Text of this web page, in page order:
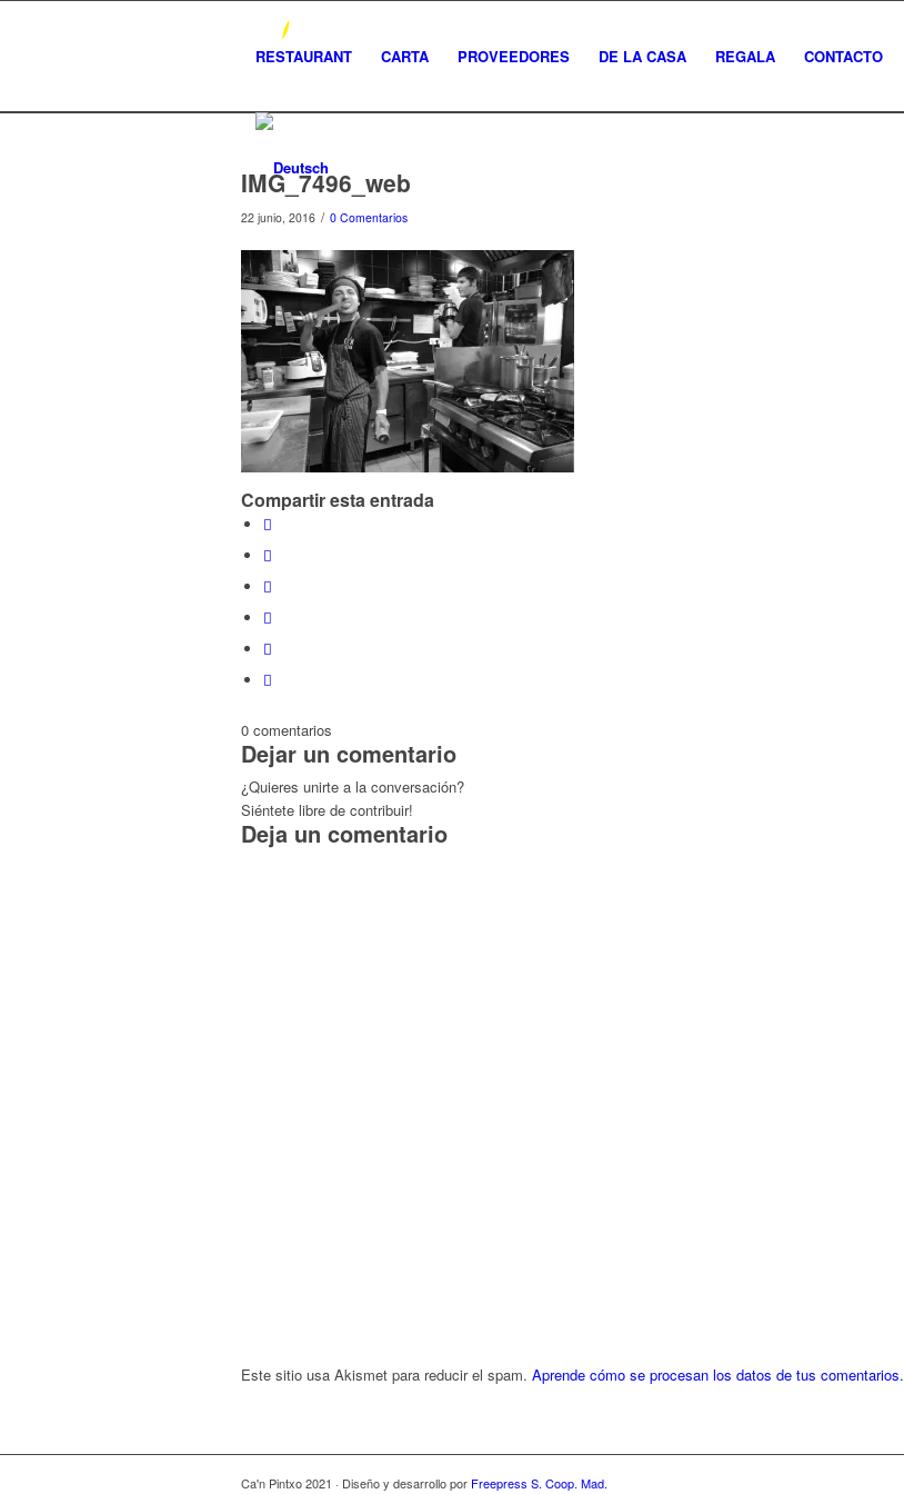
RESTAURANT CARTA PROVEEDORES DE LA CASA REGALA CONTACTO
IMG_7496_web
22 junio, 2016 / 0 Comentarios
Compartir esta entrada
0 comentarios
Dejar un comentario
¿Quieres unirte a la conversación?
Siéntete libre de contribuir!
Deja un comentario
Este sitio usa Akismet para reducir el spam. Aprende cómo se procesan los datos de tus comentarios.
Ca'n Pintxo 2021 · Diseño y desarrollo por Freepress S. Coop. Mad.